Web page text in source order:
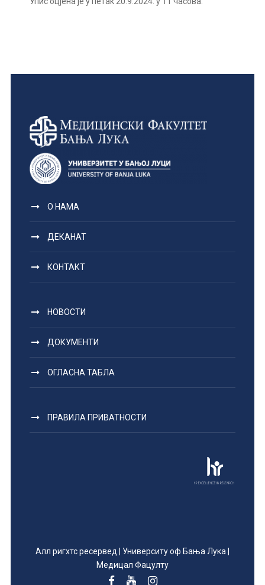
О НАМА
ДЕКАНАТ
КОНТАКТ
НОВОСТИ
ДОКУМЕНТИ
ОГЛАСНА ТАБЛА
ПРАВИЛА ПРИВАТНОСТИ
Алл ригхтс ресервед | Университy оф Бања Лука |
Медицал Фацултy